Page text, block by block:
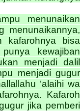
menunaikan
menunaikannya,
kafarohnya bisa
kewajiban
menjadi dalil
menjadi gugur
‘alaihi wa
Kafaroh
jika pemberi